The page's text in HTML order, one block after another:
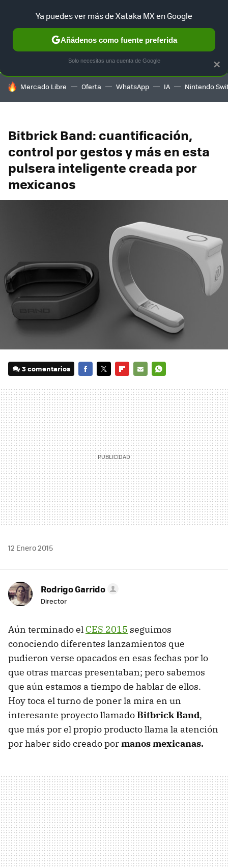
SELECCIÓN GAMING HOME AUTO TERRITORIO
HOY SE HABLA DE
Mercado Libre Oferta WhatsApp IA Nintendo
Bitbrick Band: cuantificación,
control por gestos y más en esta
pulsera inteligente creada por
mexicanos
3 comentarios
MAIL
12 Enero 2015
Rodrigo Garrido
Director
Aún terminado el CES 2015 seguimos
conociendo diferentes lanzamientos que
pudieron verse opacados en esas fechas por lo
que otras marcas presentaban; pero sabemos
que aún estamos a tiempo de hablar de ellos.
Hoy toca el turno de poner la mira en un
interesante proyecto llamadoBitbrick Band,
que más por el propio producto llama la atención
por haber sido creado pormanos mexicanas.
×
Ya puedes ver más de Xataka MX en Google
Añádenos como fuente preferida
Solo necesitas una cuenta de Google